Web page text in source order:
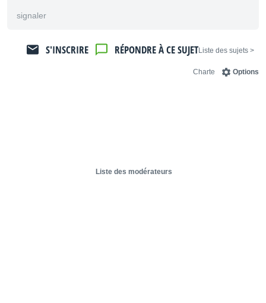
signaler
< Liste des sujets
RÉPONDRE À CE SUJET
S'INSCRIRE
Options
Charte
Liste des modérateurs